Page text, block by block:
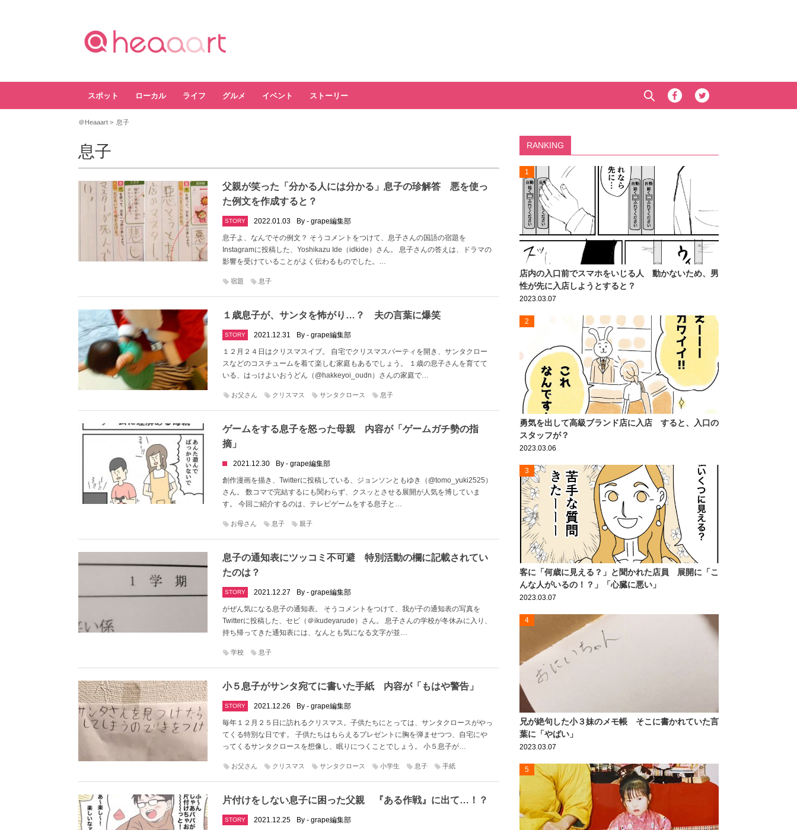
スポット ローカル ライフ グルメ イベント ストーリー
＠Heaaart 息子
息子
父親が笑った「分かる人には分かる」息子の珍解答 悪を使っ
た例文を作成すると？
STORY 2022.01.03
By - grape編集部
息子よ、なんでその例文？ そうコメントをつけて、息子さんの国語の宿題を
Instagramに投稿した、Yoshikazu Ide（idkide）さん。 息子さんの答えは、ドラマの
影響を受けていることがよく伝わるものでした。…
宿題 息子
１歳息子が、サンタを怖がり…？ 夫の言葉に爆笑
STORY 2021.12.31
By - grape編集部
１２月２４日はクリスマスイブ。 自宅でクリスマスパーティを開き、サンタクロー
スなどのコスチュームを着て楽しむ家庭もあるでしょう。 １歳の息子さんを育てて
いる、はっけよいおうどん（@hakkeyoi_oudn）さんの家庭で…
お父さん クリスマス サンタクロース 息子
ゲームをする息子を怒った母親 内容が「ゲームガチ勢の指
摘」
2021.12.30
By - grape編集部
創作漫画を描き、Twitterに投稿している、ジョンソンともゆき（@tomo_yuki2525）
さん。 数コマで完結するにも関わらず、クスッとさせる展開が人気を博していま
す。 今回ご紹介するのは、テレビゲームをする息子と…
お母さん 息子 親子
息子の通知表にツッコミ不可避 特別活動の欄に記載されてい
たのは？
STORY 2021.12.27
By - grape編集部
がぜん気になる息子の通知表。 そうコメントをつけて、我が子の通知表の写真を
Twitterに投稿した、セピ（＠ikudeyarude）さん。 息子さんの学校が冬休みに入り、
持ち帰ってきた通知表には、なんとも気になる文字が並…
学校 息子
小５息子がサンタ宛てに書いた手紙 内容が「もはや警告」
STORY 2021.12.26
By - grape編集部
毎年１２月２５日に訪れるクリスマス。子供たちにとっては、サンタクロースがやっ
てくる特別な日です。 子供たちはもらえるプレゼントに胸を弾ませつつ、自宅にや
ってくるサンタクロースを想像し、眠りにつくことでしょう。 小５息子が…
お父さん クリスマス サンタクロース 小学生 息子 手紙
片付けをしない息子に困った父親 『ある作戦』に出て…！？
STORY 2021.12.25
By - grape編集部
RANKING
1
店内の入口前でスマホをいじる人 動かないため、男
性が先に入店しようとすると？
2023.03.07
2
勇気を出して高級ブランド店に入店 すると、入口の
スタッフが？
2023.03.06
3
客に「何歳に見える？」と聞かれた店員 展開に「こ
んな人がいるの！？」「心臓に悪い」
2023.03.07
4
兄が絶句した小３妹のメモ帳 そこに書かれていた言
葉に「やばい」
2023.03.07
5